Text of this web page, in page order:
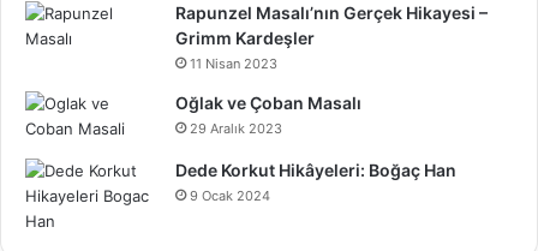
Rapunzel Masalı’nın Gerçek Hikayesi –
Grimm Kardeşler
11 Nisan 2023
Oğlak ve Çoban Masalı
29 Aralık 2023
Dede Korkut Hikâyeleri: Boğaç Han
9 Ocak 2024